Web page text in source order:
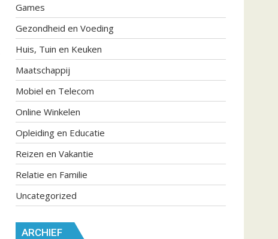
Games
Gezondheid en Voeding
Huis, Tuin en Keuken
Maatschappij
Mobiel en Telecom
Online Winkelen
Opleiding en Educatie
Reizen en Vakantie
Relatie en Familie
Uncategorized
ARCHIEF